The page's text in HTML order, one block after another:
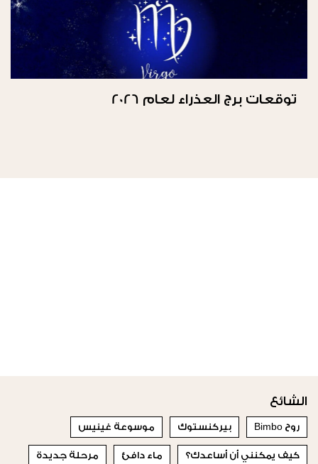
توقعات برج العذراء لعام 2026
الشائع
روح Bimbo بيركنستوك موسوعة غينيس
كيف يمكنني أن أساعدك؟ ماء دافئ مرحلة جديدة